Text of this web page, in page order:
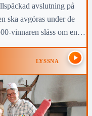
avslutning på
ska avgöras under de
vinnaren slåss om en
LYSSNA